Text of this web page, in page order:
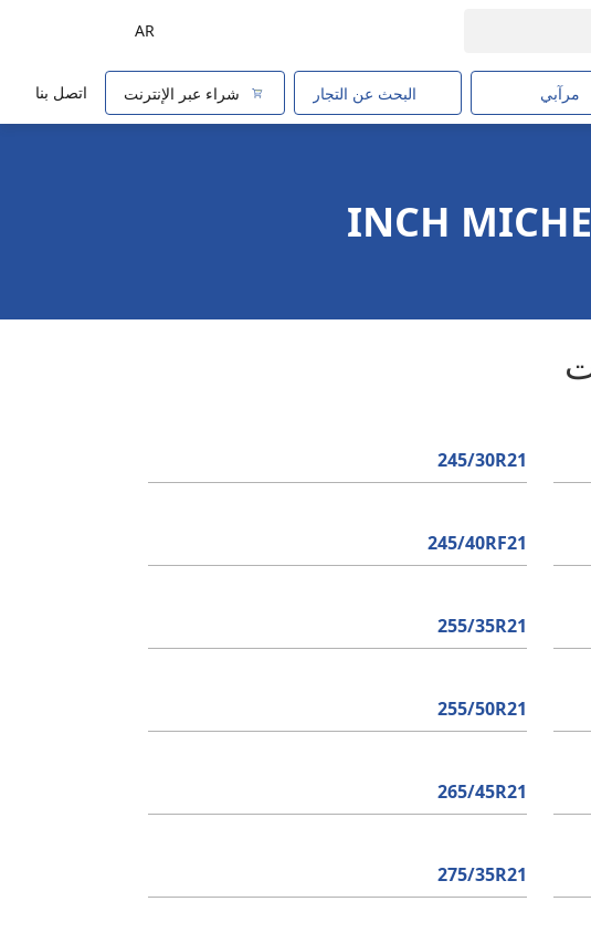
اتصل بنا
AR
مرآبي البحث عن التجار شراء عبر الإنترنت
245/30R21
245/40RF21
255/35R21
255/50R21
265/45R21
275/35R21